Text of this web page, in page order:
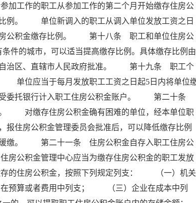
工作的职工从参加工作的第二个月开始缴存住房公
比例。 单位新调入的职工从调入单位发放工资之日
房公积金缴存比例。 第十八条 职工和单位住房公
件的城市，可以适当提高缴存比例。具体缴存比例由
自治区、直辖市人民政府批准。 第十九条 职工个
单位应当于每月发放职工工资之日起5日内将单位
受委托银行计入职工住房公积金账户。 第二十条
。 对缴存住房公积金确有困难的单位，经本单位职
住房公积金管理委员会批准后，可以降低缴存比例
缓缴。 第二十一条 住房公积金自存入职工住房公
公积金管理中心应当为缴存住房公积金的职工发放
的住房公积金，按照下列规定列支： （一）机关
预算或者费用中列支； （三）企业在成本中列